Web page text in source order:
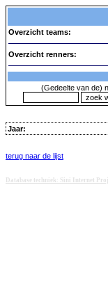
Overzicht teams:
Overzicht renners:
(Gedeelte van de)
Jaar:
terug naar de lijst
Database techniek: Sini Internet